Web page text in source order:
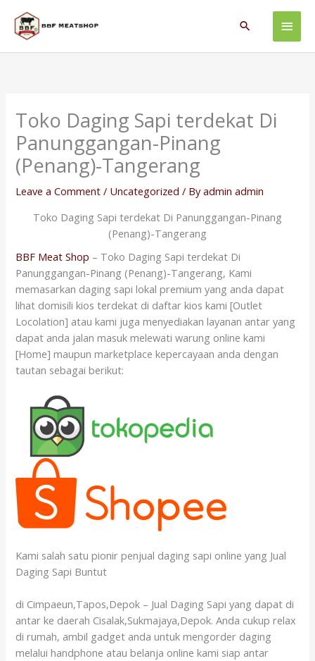
content
Main
Search
Toko Daging Sapi terdekat Di
Panunggangan-Pinang
(Penang)-Tangerang
Leave a Comment / Uncategorized / Byadmin admin
Toko Daging Sapi terdekat Di Panunggangan-Pinang
(Penang)-Tangerang
BBF Meat Shop – Toko Daging Sapi terdekat Di
Panunggangan-Pinang (Penang)-Tangerang, Kami
memasarkan daging sapi lokal premium yang anda dapat
lihat domisili kios terdekat di daftar kios kami [Outlet
Locolation] atau kami juga menyediakan layanan antar yang
dapat anda jalan masuk melewati warung online kami
[Home] maupun marketplace kepercayaan anda dengan
tautan sebagai berikut:
Kami salah satu pionir penjual daging sapi online yang Jual
Daging Sapi Buntut
di Cimpaeun,Tapos,Depok – Jual Daging Sapi yang dapat di
antar ke daerah Cisalak,Sukmajaya,Depok. Anda cukup relax
di rumah, ambil gadget anda untuk mengorder daging
melalui handphone atau belanja online kami siap antar